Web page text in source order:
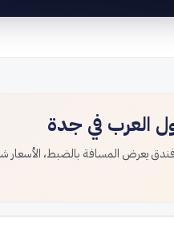
العرب في جدة
يعرض المسافة بالضبط، الأسعار